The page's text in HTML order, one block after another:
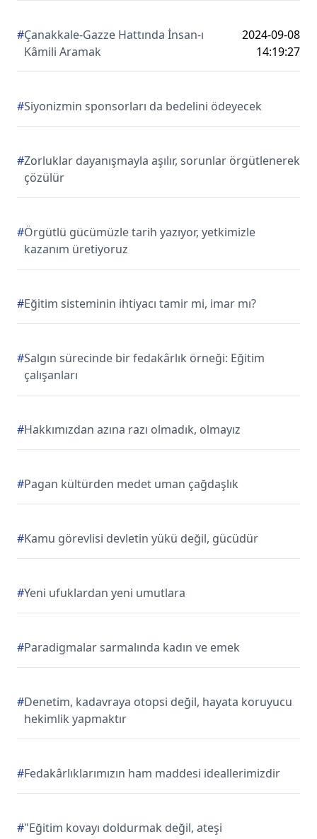
#Çanakkale-Gazze Hattında İnsan-ı
Kâmili Aramak
2024-09-08
14:19:27
#Siyonizmin sponsorları da bedelini ödeyecek
#Zorluklar dayanışmayla aşılır, sorunlar örgütlenerek
çözülür
#Örgütlü gücümüzle tarih yazıyor, yetkimizle
kazanım üretiyoruz
#Eğitim sisteminin ihtiyacı tamir mi, imar mı?
#Salgın sürecinde bir fedakârlık örneği: Eğitim
çalışanları
#Hakkımızdan azına razı olmadık, olmayız
#Pagan kültürden medet uman çağdaşlık
#Kamu görevlisi devletin yükü değil, gücüdür
#Yeni ufuklardan yeni umutlara
#Paradigmalar sarmalında kadın ve emek
#Denetim, kadavraya otopsi değil, hayata koruyucu
hekimlik yapmaktır
#Fedakârlıklarımızın ham maddesi ideallerimizdir
#"Eğitim kovayı doldurmak değil, ateşi